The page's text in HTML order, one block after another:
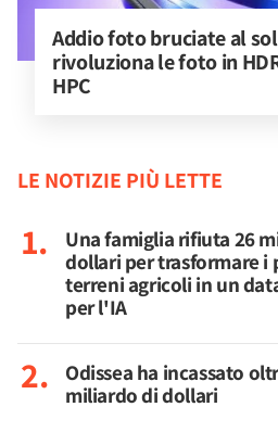
Addio foto bruciate al
rivoluziona le foto in
HPC
LE NOTIZIE PIÙ LETTE
Una famiglia rifiuta 26
dollari per trasformare i
terreni agricoli in un
per l'IA
Odissea ha incassato
miliardo di dollari